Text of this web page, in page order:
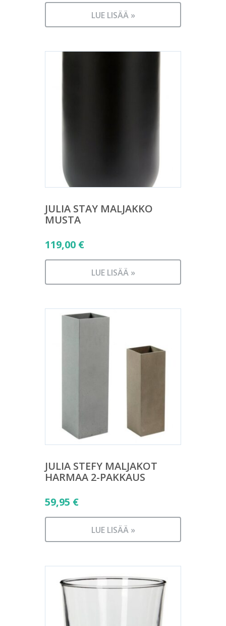
LUE LISÄÄ »
JULIA STAY MALJAKKO
MUSTA
119,00 €
LUE LISÄÄ »
JULIA STEFY MALJAKOT
HARMAA 2-PAKKAUS
59,95 €
LUE LISÄÄ »